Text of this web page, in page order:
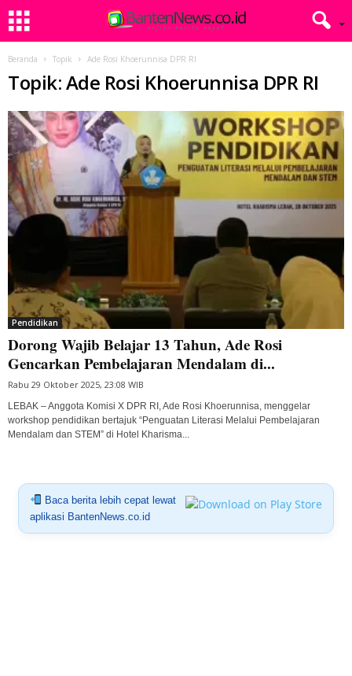
Beranda Topik Ade Rosi Khoerunnisa DPR RI
Topik: Ade Rosi Khoerunnisa DPR RI
Pendidikan
Dorong Wajib Belajar 13 Tahun, Ade Rosi
Gencarkan Pembelajaran Mendalam di...
Rabu 29 Oktober 2025, 23:08 WIB
LEBAK – Anggota Komisi X DPR RI, Ade Rosi Khoerunnisa, menggelar
workshop pendidikan bertajuk “Penguatan Literasi Melalui Pembelajaran
Mendalam dan STEM” di Hotel Kharisma...
Baca berita lebih cepat lewat
aplikasi BantenNews.co.id